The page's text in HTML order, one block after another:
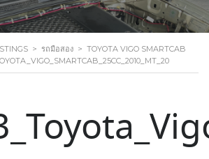
> รถมือสอง > TOYOTA VIGO SMARTCAB